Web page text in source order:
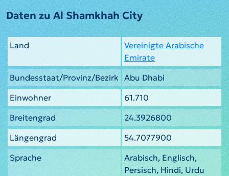
Daten zu Al Shamkhah City
Land
Vereinigte Arabische
Emirate
Bundesstaat/Provinz/Bezirk Abu Dhabi
Einwohner
61.710
Breitengrad
24.3926800
Längengrad
54.7077900
Sprache
Arabisch, Englisch,
Persisch, Hindi, Urdu